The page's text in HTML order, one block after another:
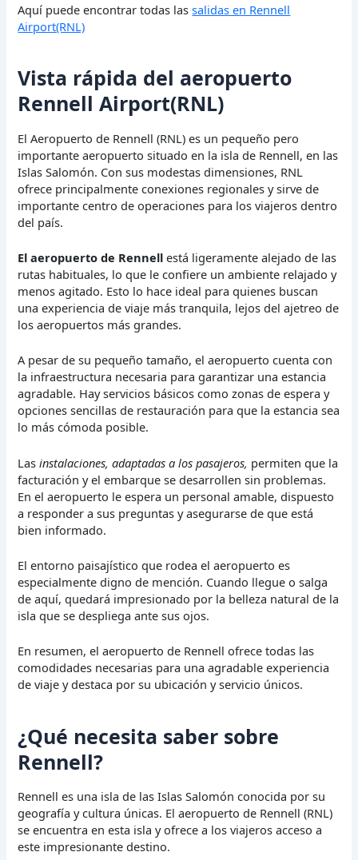
Aquí puede encontrar todas lassalidas en Rennell
Airport(RNL)
Vista rápida del aeropuerto
Rennell Airport(RNL)
El Aeropuerto de Rennell (RNL) es un pequeño pero
importante aeropuerto situado en la isla de Rennell, en las
Islas Salomón. Con sus modestas dimensiones, RNL
ofrece principalmente conexiones regionales y sirve de
importante centro de operaciones para los viajeros dentro
del país.
El aeropuerto de Rennell está ligeramente alejado de las
rutas habituales, lo que le confiere un ambiente relajado y
menos agitado. Esto lo hace ideal para quienes buscan
una experiencia de viaje más tranquila, lejos del ajetreo de
los aeropuertos más grandes.
A pesar de su pequeño tamaño, el aeropuerto cuenta con
la infraestructura necesaria para garantizar una estancia
agradable. Hay servicios básicos como zonas de espera y
opciones sencillas de restauración para que la estancia sea
lo más cómoda posible.
Lasinstalaciones, adaptadas a los pasajeros, permiten que la
facturación y el embarque se desarrollen sin problemas.
En el aeropuerto le espera un personal amable, dispuesto
a responder a sus preguntas y asegurarse de que está
bien informado.
El entorno paisajístico que rodea el aeropuerto es
especialmente digno de mención. Cuando llegue o salga
de aquí, quedará impresionado por la belleza natural de la
isla que se despliega ante sus ojos.
En resumen, el aeropuerto de Rennell ofrece todas las
comodidades necesarias para una agradable experiencia
de viaje y destaca por su ubicación y servicio únicos.
¿Qué necesita saber sobre
Rennell?
Rennell es una isla de las Islas Salomón conocida por su
geografía y cultura únicas. El aeropuerto de Rennell (RNL)
se encuentra en esta isla y ofrece a los viajeros acceso a
este impresionante destino.